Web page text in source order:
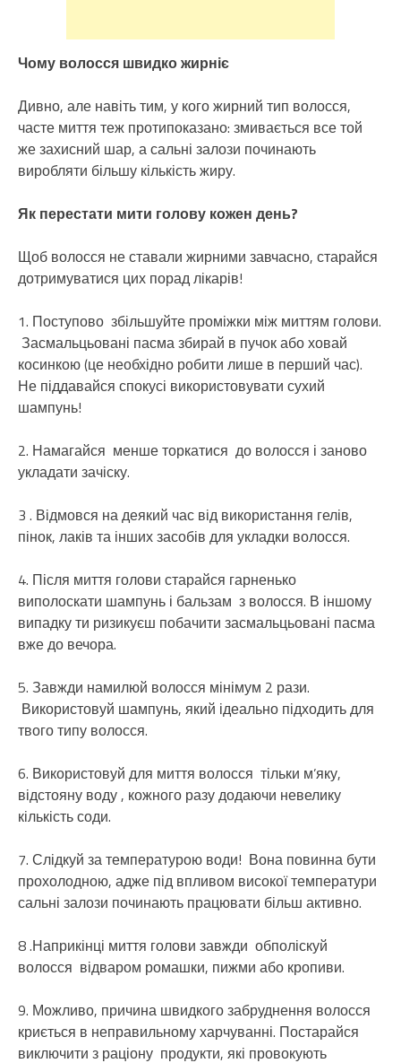
Чому волосся швидко жирніє
Дивно, але навіть тим, у кого жирний тип волосся,
часте миття теж протипоказано: змивається все той
же захисний шар, а сальні залози починають
виробляти більшу кількість жиру.
Як перестати мити голову кожен день?
Щоб волосся не ставали жирними завчасно, старайся
дотримуватися цих порад лікарів!
1. Поступово збільшуйте проміжки між миттям голови.
Засмальцьовані пасма збирай в пучок або ховай
косинкою (це необхідно робити лише в перший час).
Не піддавайся спокусі використовувати сухий
шампунь!
2. Намагайся менше торкатися до волосся і заново
укладати зачіску.
3 . Відмовся на деякий час від використання гелів,
пінок, лаків та інших засобів для укладки волосся.
4. Після миття голови старайся гарненько
виполоскати шампунь і бальзам з волосся. В іншому
випадку ти ризикуєш побачити засмальцьовані пасма
вже до вечора.
5. Завжди намилюй волосся мінімум 2 рази.
Використовуй шампунь, який ідеально підходить для
твого типу волосся.
6. Використовуй для миття волосся тільки м’яку,
відстояну воду , кожного разу додаючи невелику
кількість соди.
7. Слідкуй за температурою води! Вона повинна бути
прохолодною, адже під впливом високої температури
сальні залози починають працювати більш активно.
8 .Наприкінці миття голови завжди обполіскуй
волосся відваром ромашки, пижми або кропиви.
9. Можливо, причина швидкого забруднення волосся
криється в неправильному харчуванні. Постарайся
виключити з раціону продукти, які провокують